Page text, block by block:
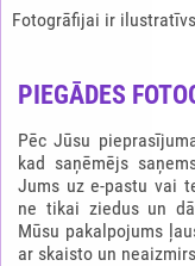
Fotogrāfijai ir
PIEGĀDES
Pēc Jūsu
kad saņēmējs
Jums uz e-pastu vai
ne tikai ziedus un
Mūsu pakalpojums
ar skaisto un